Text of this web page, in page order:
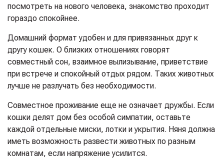
посмотреть на нового человека, знакомство проходит
гораздо спокойнее.
Домашний формат удобен и для привязанных друг к
другу кошек. О близких отношениях говорят
совместный сон, взаимное вылизывание, приветствие
при встрече и спокойный отдых рядом. Таких животных
лучше не разлучать без необходимости.
Совместное проживание еще не означает дружбы. Если
кошки делят дом без особой симпатии, оставьте
каждой отдельные миски, лотки и укрытия. Няня должна
иметь возможность развести животных по разным
комнатам, если напряжение усилится.